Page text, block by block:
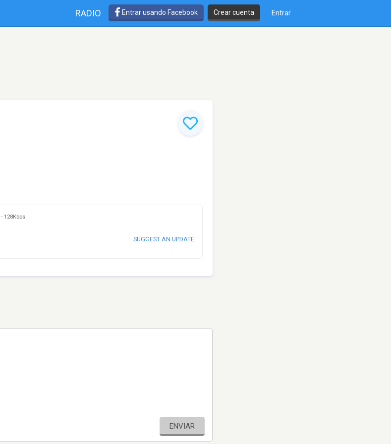
RADIO Entrar usando Facebook Crear cuenta Entrar
- 128Kbps
SUGGEST AN UPDATE
ENVIAR